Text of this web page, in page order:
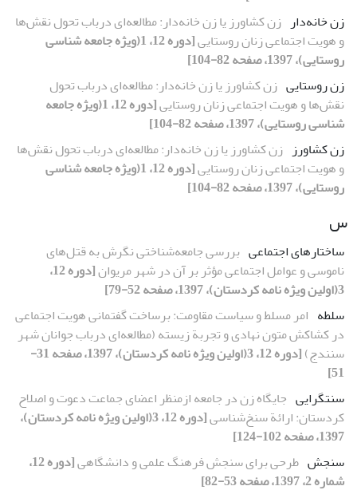
زن خانه‌دار زن کشاورز یا زن خانه‌دار: مطالعه‌ای درباب تحول نقش‌ها
و هویت اجتماعی زنان روستایی
[دوره 12، 1(ویژه جامعه شناسی
روستایی)، 1397، صفحه 82-104]
زن روستایی زن کشاورز یا زن خانه‌دار: مطالعه‌ای درباب تحول
نقش‌ها و هویت اجتماعی زنان روستایی
[دوره 12، 1(ویژه جامعه
شناسی روستایی)، 1397، صفحه 82-104]
زن کشاورز زن کشاورز یا زن خانه‌دار: مطالعه‌ای درباب تحول نقش‌ها
و هویت اجتماعی زنان روستایی
[دوره 12، 1(ویژه جامعه شناسی
روستایی)، 1397، صفحه 82-104]
س
ساختارهای اجتماعی بررسی جامعه‌شناختی نگرش به قتل‌های
ناموسی و عوامل اجتماعی مؤثر بر آن در شهر مریوان
[دوره 12،
3(اولین ویژه نامه کردستان)، 1397، صفحه 52-79]
سلطه امر مسلط و سیاست مقاومت: برساخت گفتمانی هویت اجتماعی
در کشاکش متون نهادی و تجربة زیسته‌ (مطالعه‌ای درباب جوانان شهر
سنندج)
[دوره 12، 3(اولین ویژه نامه کردستان)، 1397، صفحه 31-
51]
سنت­گرایی جایگاه زن در جامعه ازمنظر اعضای جماعت دعوت و اصلاح
کردستان: ارائة سنخ‌شناسی
[دوره 12، 3(اولین ویژه نامه کردستان)،
1397، صفحه 102-124]
سنجش طرحی برای سنجش فرهنگ علمی و دانشگاهی
[دوره 12،
شماره 2، 1397، صفحه 53-82]